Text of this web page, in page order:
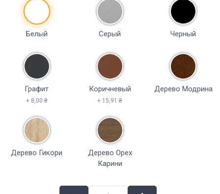
Белый Серый Черный
Графит
+ 8,00 ₴
Коричневый
+ 15,91 ₴
Дерево Модрина
Дерево Гикори
Дерево Орех
Карини